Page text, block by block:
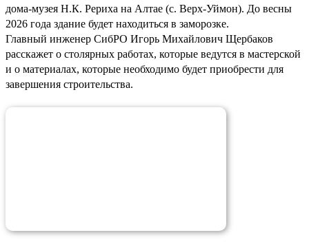
дома-музея Н.К. Рериха на Алтае (с. Верх-Уймон). До весны
2026 года здание будет находиться в заморозке.
Главный инженер СибРО Игорь Михайлович Щербаков
расскажет о столярных работах, которые ведутся в мастерской
и о материалах, которые необходимо будет приобрести для
завершения строительства.